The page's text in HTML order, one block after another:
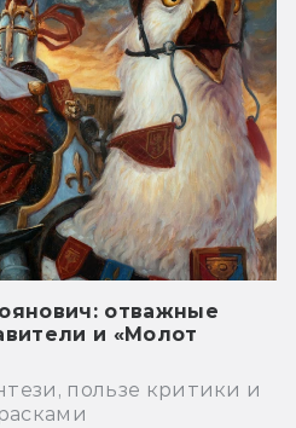
отважные
и «Молот
пользе критики и